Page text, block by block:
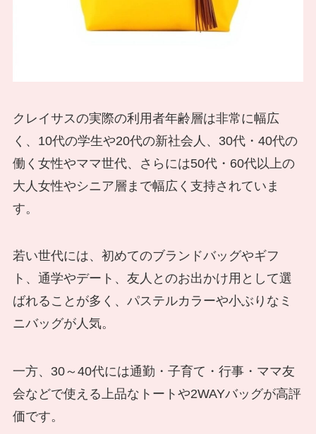
クレイサスの実際の利用者年齢層は非常に幅広
く、10代の学生や20代の新社会人、30代・40代の
働く女性やママ世代、さらには50代・60代以上の
大人女性やシニア層まで幅広く支持されていま
す。
若い世代には、初めてのブランドバッグやギフ
ト、通学やデート、友人とのお出かけ用として選
ばれることが多く、パステルカラーや小ぶりなミ
ニバッグが人気。
一方、30～40代には通勤・子育て・行事・ママ友
会などで使える上品なトートや2WAYバッグが高評
価です。